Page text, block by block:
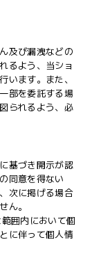
及び漏洩などの
るよう、当ショ
います。また、
部を委託する場
られるよう、必
基づき開示が認
同意を得ない
次に掲げる場合
ん。
囲内において個
に伴って個人情